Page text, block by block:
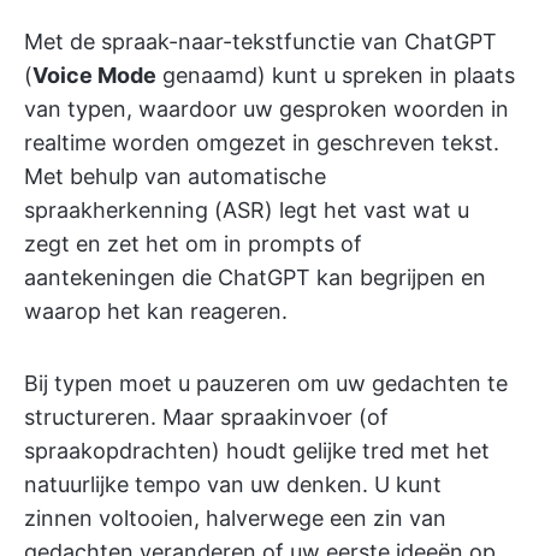
Met de spraak-naar-tekstfunctie van ChatGPT
(Voice Mode genaamd) kunt u spreken in plaats
van typen, waardoor uw gesproken woorden in
realtime worden omgezet in geschreven tekst.
Met behulp van automatische
spraakherkenning (ASR) legt het vast wat u
zegt en zet het om in prompts of
aantekeningen die ChatGPT kan begrijpen en
waarop het kan reageren.
Bij typen moet u pauzeren om uw gedachten te
structureren. Maar spraakinvoer (of
spraakopdrachten) houdt gelijke tred met het
natuurlijke tempo van uw denken. U kunt
zinnen voltooien, halverwege een zin van